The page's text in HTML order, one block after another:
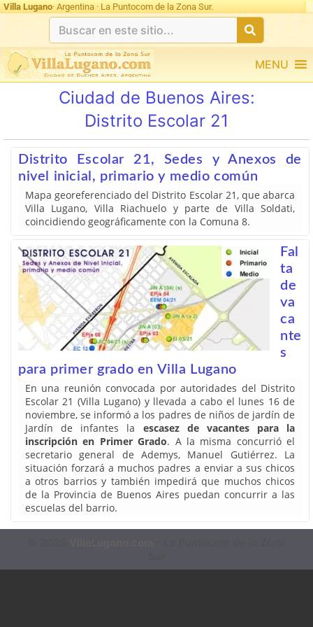
Villa Lugano· Argentina · La Puntocom de la Zona Sur.
MENU
Ciudad de Buenos Aires:
Distrito Escolar 21
Distrito Escolar 21, Sedes y Anexos de
nivel inicial, primario y medio común
Mapa georeferenciado del Distrito Escolar 21, que abarca
Villa Lugano, Villa Riachuelo y parte de Villa Soldati,
coincidiendo geográficamente con la Comuna 8.
Fal
ta
de
va
ca
nte
s
para primer grado en Villa Lugano
En una reunión convocada por autoridades del Distrito
Escolar 21 (Villa Lugano) y llevada a cabo el lunes 16 de
noviembre, se informó a los padres de niños de jardín de
Jardín de infantes la escasez de vacantes para la
inscripción en Primer Grado. A la misma concurrió el
secretario general de Ademys, Manuel Gutiérrez. La
situación forzará a muchos padres a enviar a sus chicos
a otros barrios y también impedirá que muchos chicos
de la Provincia de Buenos Aires puedan concurrir a las
escuelas del barrio.